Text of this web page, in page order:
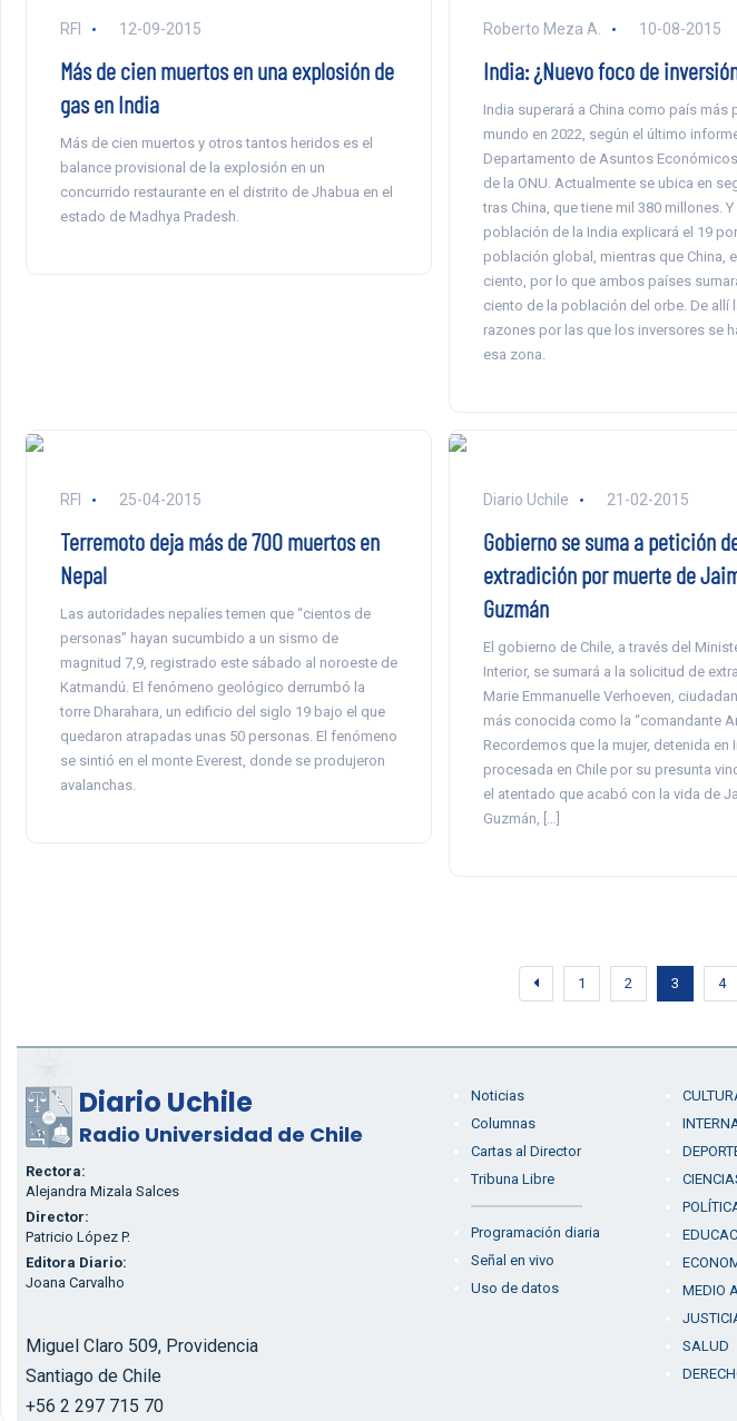
RFI 12-09-2015
Más de cien muertos en una explosión de
gas en India
Más de cien muertos y otros tantos heridos es el
balance provisional de la explosión en un
concurrido restaurante en el distrito de Jhabua en el
estado de Madhya Pradesh.
Roberto Meza A. 10-08-2015
India: ¿Nuevo foco de
India superará a China como país más
mundo en 2022, según el último
Departamento de Asuntos
de la ONU. Actualmente se ubica en
tras China, que tiene mil 380 millones. Y
población de la India explicará el 19
población global, mientras que China,
ciento, por lo que ambos países
ciento de la población del orbe. De allí
razones por las que los inversores se
esa zona.
RFI 25-04-2015
Terremoto deja más de 700 muertos en
Nepal
Las autoridades nepalíes temen que “cientos de
personas” hayan sucumbido a un sismo de
magnitud 7,9, registrado este sábado al noroeste de
Katmandú. El fenómeno geológico derrumbó la
torre Dharahara, un edificio del siglo 19 bajo el que
quedaron atrapadas unas 50 personas. El fenómeno
se sintió en el monte Everest, donde se produjeron
avalanchas.
Diario Uchile 21-02-2015
Gobierno se suma a petición
extradición por muerte de
Guzmán
El gobierno de Chile, a través del
Interior, se sumará a la solicitud de
Marie Emmanuelle Verhoeven,
más conocida como la “comandante
Recordemos que la mujer, detenida en
procesada en Chile por su presunta
el atentado que acabó con la vida de
Guzmán, […]
1 2 3 4
Diario Uchile
Radio Universidad de Chile
Rectora:
Alejandra Mizala Salces
Director:
Patricio López P.
Editora Diario:
Joana Carvalho
Miguel Claro 509, Providencia
Santiago de Chile
+56 2 297 715 70
Noticias
Columnas
Cartas al Director
Tribuna Libre
Programación diaria
Señal en vivo
Uso de datos
MEDIO
SALUD